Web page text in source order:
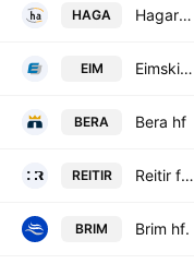
HAGA Hagar hf.
EIM Eimskipafelag Islands hf.
BERA Bera hf
REITIR Reitir fasteignafelag hf
BRIM Brim hf.